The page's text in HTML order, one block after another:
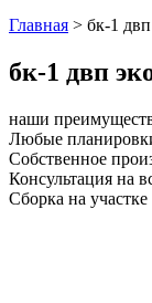
Главная > бк-1
бк-1 двп
наши
Любые
Собственное
Консультация на
Сборка на участке